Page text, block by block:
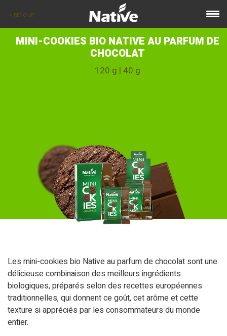
MINI-COOKIES BIO NATIVE AU PARFUM DE
CHOCOLAT
120 g | 40 g
Les mini-cookies bio Native au parfum de chocolat sont une
délicieuse combinaison des meilleurs ingrédients
biologiques, préparés selon des recettes européennes
traditionnelles, qui donnent ce goût, cet arôme et cette
texture si appréciés par les consommateurs du monde
entier.
< RETOUR